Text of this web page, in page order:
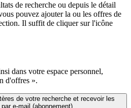
de recherche ou depuis le détail
pouvez ajouter la ou les offres de
Il suffit de cliquer sur l'icône
dans votre espace personnel,
d'offres ».
de votre recherche et recevoir les
e-mail (abonnement)